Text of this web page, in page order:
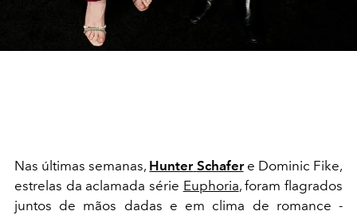
Nas últimas semanas, Hunter Schafere Dominic Fike,
estrelas da aclamada série Euphoria, foram flagrados
juntos de mãos dadas e em clima de romance -